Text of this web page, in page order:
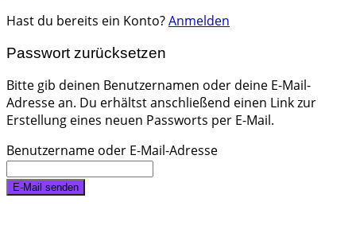
Hast du bereits ein Konto?Anmelden
Passwort zurücksetzen
Bitte gib deinen Benutzernamen oder deine E-Mail-
Adresse an. Du erhältst anschließend einen Link zur
Erstellung eines neuen Passworts per E-Mail.
Benutzername oder E-Mail-Adresse
E-Mail senden